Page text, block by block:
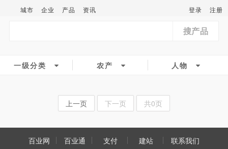
城市 企业 产品 资讯 登录 注册
搜产品
一级分类 农产 人物
上一页 下一页 共0页
百业网 百业通 支付 建站 联系我们